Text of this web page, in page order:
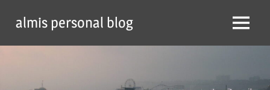
content
almis personal blog Menu